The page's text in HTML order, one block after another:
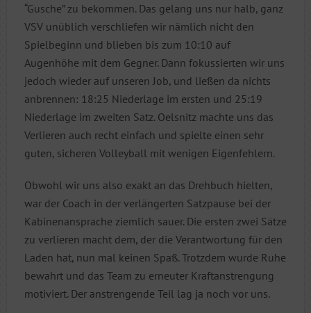
“Gusche” zu bekommen. Das gelang uns nur halb, ganz
VSV unüblich verschliefen wir nämlich nicht den
Spielbeginn und blieben bis zum 10:10 auf
Augenhöhe mit dem Gegner. Dann fokussierten wir uns
jedoch wieder auf unseren Job, und ließen da nichts
anbrennen: 18:25 Niederlage im ersten und 25:19
Niederlage im zweiten Satz. Oelsnitz machte uns das
Verlieren auch recht einfach und spielte einen sehr
guten, sicheren Volleyball mit wenigen Eigenfehlern.
Obwohl wir uns also exakt an das Drehbuch hielten,
war der Coach in der verlängerten Satzpause bei der
Kabinenansprache ziemlich sauer. Die ersten zwei Sätze
zu verlieren macht dem, der die Verantwortung für den
Laden hat, nun mal keinen Spaß. Trotzdem wurde Ruhe
bewahrt und das Team zu erneuter Kraftanstrengung
motiviert. Der anstrengende Teil lag ja noch vor uns.